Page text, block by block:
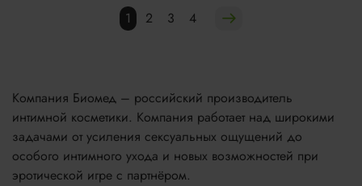
1 2 3 4
Компания Биомед – российский производитель
интимной косметики. Компания работает над широкими
задачами от усиления сексуальных ощущений до
особого интимного ухода и новых возможностей при
эротической игре с партнёром.